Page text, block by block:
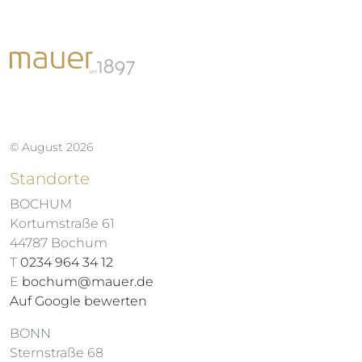
© August 2026
Standorte
BOCHUM
Kortumstraße 61
44787 Bochum
T 0234 964 34 12
E bochum@mauer.de
Auf Google bewerten
BONN
Sternstraße 68